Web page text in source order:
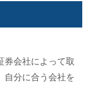
会社によって取
自分に合う会社を